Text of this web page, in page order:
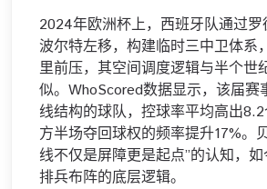
2024年欧洲杯上，西班牙队通过
波尔特左移，构建临时三中卫体系
里前压，其空间调度逻辑与半个世
似。WhoScored数据显示，该届赛
线结构的球队，控球率平均高出
方半场夺回球权的频率提升17%。
线不仅是屏障更是起点”的认知，
排兵布阵的底层逻辑。